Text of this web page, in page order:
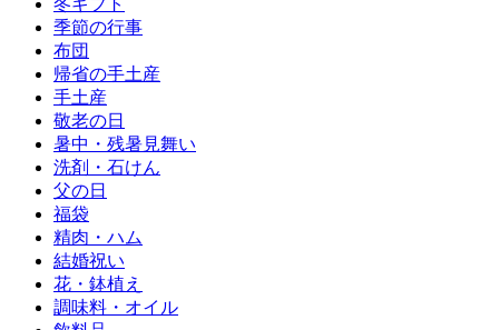
冬ギフト
季節の行事
布団
帰省の手土産
手土産
敬老の日
暑中・残暑見舞い
洗剤・石けん
父の日
福袋
精肉・ハム
結婚祝い
花・鉢植え
調味料・オイル